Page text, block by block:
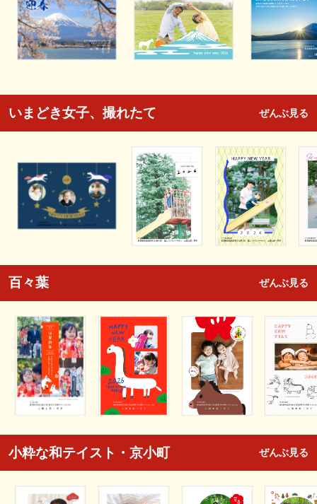
いまどき女子、撮れたて ぜんぶ見る
百々葉 ぜんぶ見る
小粋な和テイスト・京小町 ぜんぶ見る